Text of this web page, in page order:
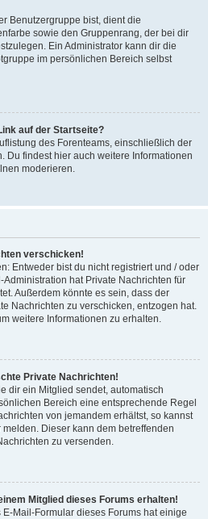
Benutzergruppe bist, dient die
sowie den Gruppenrang, der bei dir
Ein Administrator kann dir die
im persönlichen Bereich selbst
auf der Startseite?
des Forenteams, einschließlich der
Du findest hier auch weitere Informationen
moderieren.
verschicken!
Entweder bist du nicht registriert und / oder
hat Private Nachrichten für
Außerdem könnte es sein, dass der
Nachrichten zu verschicken, entzogen hat.
weitere Informationen zu erhalten.
Private Nachrichten!
dir ein Mitglied sendet, automatisch
Bereich eine entsprechende Regel
von jemandem erhältst, so kannst
Dieser kann dem betreffenden
zu versenden.
Mitglied dieses Forums erhalten!
Mail-Formular dieses Forums hat einige